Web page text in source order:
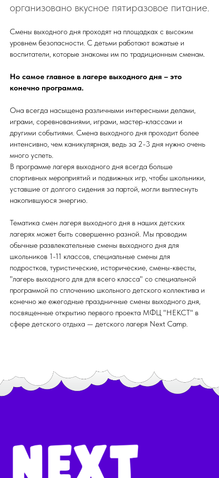
организовано вкусное пятиразовое питание.
Смены выходного дня проходят на площадках с высоким
уровнем безопасности. С детьми работают вожатые и
воспитатели, которые знакомы им по традиционным сменам.
Но самое главное в лагере выходного дня – это
конечно программа.
Она всегда насыщена различными интересными делами,
играми, соревнованиями, играми, мастер-классами и
другими событиями. Смена выходного дня проходит более
интенсивно, чем каникулярная, ведь за 2-3 дня нужно очень
много успеть.
В программе лагеря выходного дня всегда больше
спортивных мероприятий и подвижных игр, чтобы школьники,
уставшие от долгого сидения за партой, могли выплеснуть
накопившуюся энергию.
Тематика смен лагеря выходного дня в наших детских
лагерях может быть совершенно разной. Мы проводим
обычные развлекательные смены выходного дня для
школьников 1-11 классов, специальные смены для
подростков, туристические, исторические, смены-квесты,
"лагерь выходного для для всего класса" со специальной
программой по сплочению школьного детского коллектива и
конечно же ежегодные праздничные смены выходного дня,
посвященные открытию первого проекта МФЦ "НЕКСТ" в
сфере детского отдыха — детского лагеря Next Camp.